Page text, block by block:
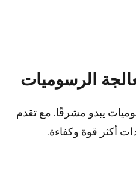
الرسوميات
يبدو مشرقًا. مع تقدم
أكثر قوة وكفاءة.